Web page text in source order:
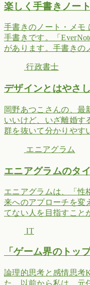
楽しく手書きノー
手書きのノート・メモ
手書きです。「
があります。手書きの
行政書士
デザインとはやさ
岡野あつこさんの、最
いいけど、いざ離婚す
群を抜いて分かりやす
エニアグラム
エニアグラムのタ
エニアグラムは、「性
来へのアプローチを変
てない人を目指すこと
IT
「ゲーム界のトッ
論理的思考と感情思考
た。以前から私は、元